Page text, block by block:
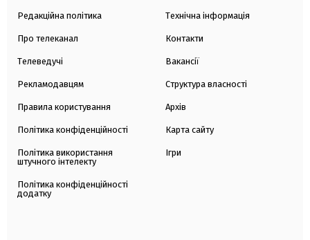
Редакційна політика
Про телеканал
Телеведучі
Рекламодавцям
Правила користування
Політика конфіденційності
Політика використання
штучного інтелекту
Політика конфіденційності
додатку
Технічна інформація
Контакти
Вакансії
Структура власності
Архів
Карта сайту
Ігри